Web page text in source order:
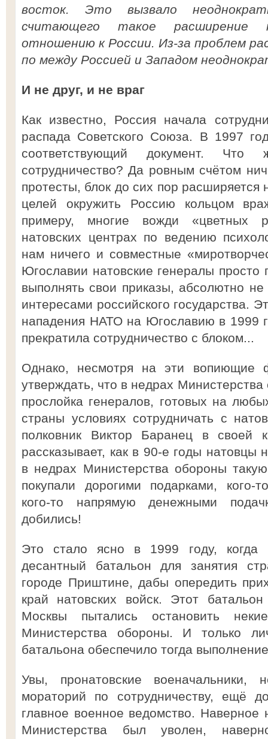
восток. Это вызвало
считающего такое расширение
отношению к России. Из-за проблем
по между Россией и Западом
И не друг, и не враг
Как известно, Россия начала
распада Советского Союза. В 1997
соответствующий документ.
сотрудничество? Да ровным счётом
протесты, блок до сих пор расширяется
целей окружить Россию кольцом
примеру, многие вожди «цветных
натовских центрах по ведению
нам ничего и совместные
Югославии натовские генералы
выполнять свои приказы, абсолютно
интересами российского государства.
нападения НАТО на Югославию в 1999
прекратила сотрудничество с блоком...
Однако, несмотря на эти вопиющие
утверждать, что в недрах
прослойка генералов, готовых на
страны условиях сотрудничать с
полковник Виктор Баранец в своей
рассказывает, как в 90-е годы
в недрах Министерства обороны
покупали дорогими подарками, кого-
кого-то напрямую денежными
добились!
Это стало ясно в 1999 году,
десантный батальон для занятия
городе Приштине, дабы опередить
край натовских войск. Этот
Москвы пытались остановить
Министерства обороны. И только
батальона обеспечило тогда
Увы, пронатовские
мораторий по сотрудничеству, ещё
главное военное ведомство. Наверное
Министерства был уволен,